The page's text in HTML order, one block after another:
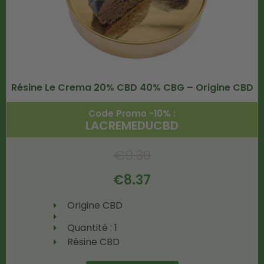
Résine Le Crema 20% CBD 40% CBG – Origine CBD
Code Promo -10% :
LACREMEDUCBD
€8.37
Origine CBD
Quantité : 1
Résine CBD